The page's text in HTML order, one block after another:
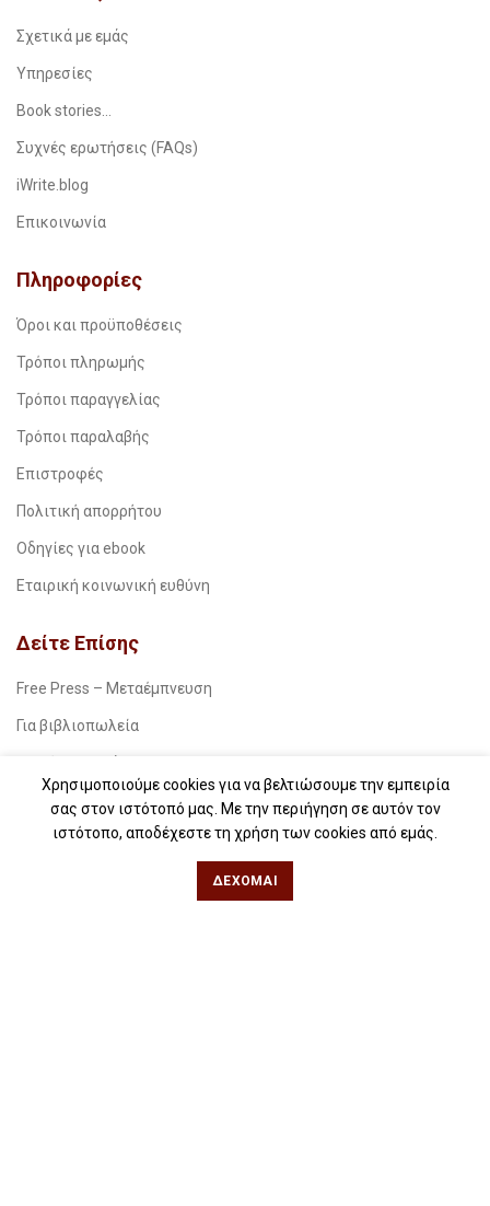
Σχετικά με εμάς
Υπηρεσίες
Book stories…
Συχνές ερωτήσεις (FAQs)
iWrite.blog
Επικοινωνία
Πληροφορίες
Όροι και προϋποθέσεις
Τρόποι πληρωμής
Τρόποι παραγγελίας
Τρόποι παραλαβής
Επιστροφές
Πολιτική απορρήτου
Οδηγίες για ebook
Εταιρική κοινωνική ευθύνη
Δείτε Επίσης
Free Press – Μεταέμπνευση
Για βιβλιοπωλεία
Για λέσχες ανάγνωσης
Για δημοσιογράφους
Για σχολεία
Χρησιμοποιούμε cookies για να βελτιώσουμε την εμπειρία
σας στον ιστότοπό μας. Με την περιήγηση σε αυτόν τον
ιστότοπο, αποδέχεστε τη χρήση των cookies από εμάς.
ΔΈΧΟΜΑΙ